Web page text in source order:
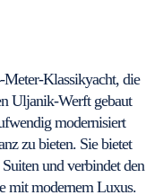
Klassikyacht, die
Uljanik-Werft gebaut
modernisiert
zu bieten. Sie bietet
und verbindet den
mit modernem Luxus.